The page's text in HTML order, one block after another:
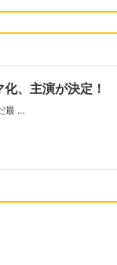
、主演が決定！
最 …